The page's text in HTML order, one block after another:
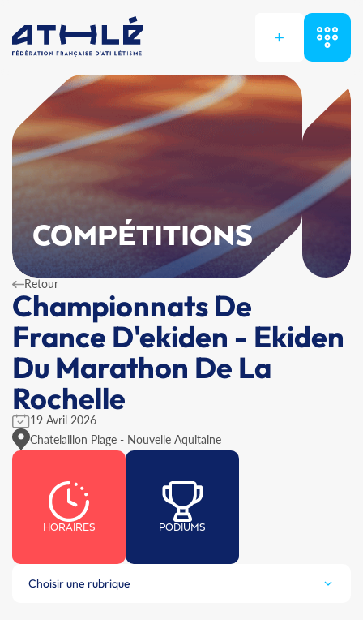
+
COMPÉTITIONS
Retour
Championnats De
France D'ekiden - Ekiden
Du Marathon De La
Rochelle
19 Avril 2026
Chatelaillon Plage - Nouvelle Aquitaine
HORAIRES PODIUMS
Choisir une rubrique